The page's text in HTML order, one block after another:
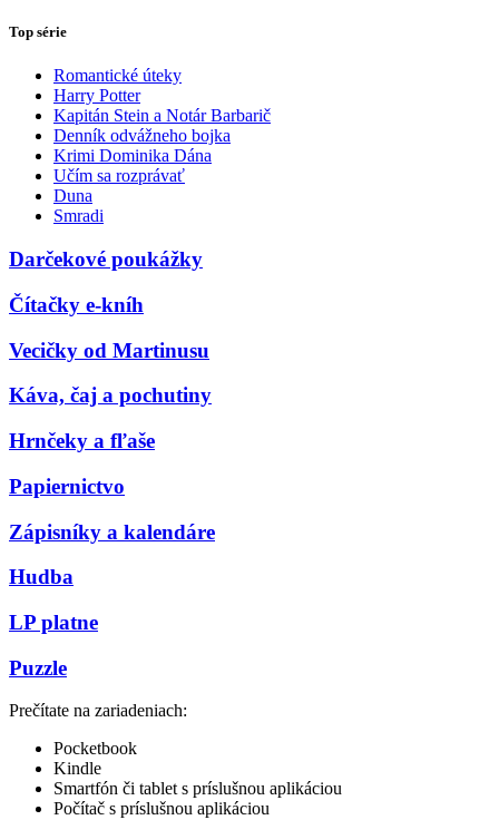
Top série
Romantické úteky
Harry Potter
Kapitán Stein a Notár Barbarič
Denník odvážneho bojka
Krimi Dominika Dána
Učím sa rozprávať
Duna
Smradi
Darčekové poukážky
Čítačky e-kníh
Vecičky od Martinusu
Káva, čaj a pochutiny
Hrnčeky a fľaše
Papiernictvo
Zápisníky a kalendáre
Hudba
LP platne
Puzzle
Prečítate na zariadeniach:
Pocketbook
Kindle
Smartfón či tablet s príslušnou aplikáciou
Počítač s príslušnou aplikáciou